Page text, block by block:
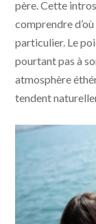
père. Cette
comprendre
particulier. Le
pourtant pas à
atmosphère
tendent